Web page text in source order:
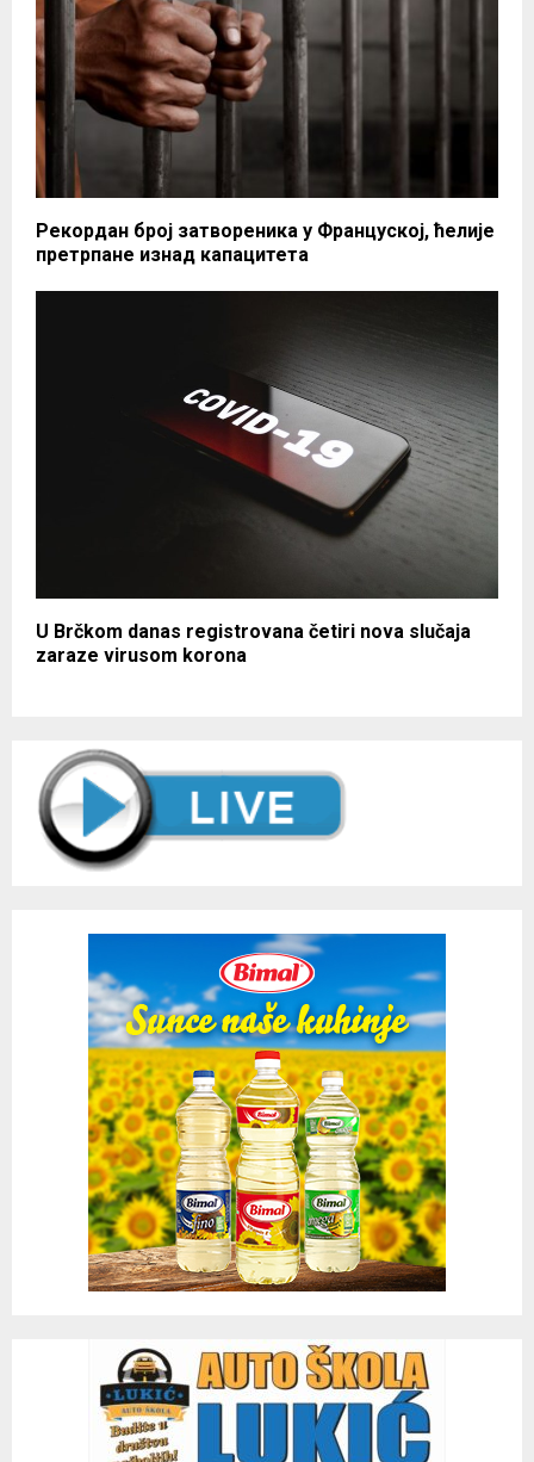
Рекордан број затвореника у Француској, ћелије
претрпане изнад капацитета
U Brčkom danas registrovana četiri nova slučaja
zaraze virusom korona